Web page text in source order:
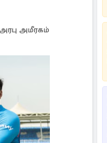
அமீரகம்